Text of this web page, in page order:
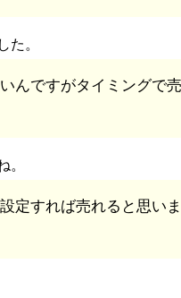
。
んですがタイミングで
定すれば売れると思い